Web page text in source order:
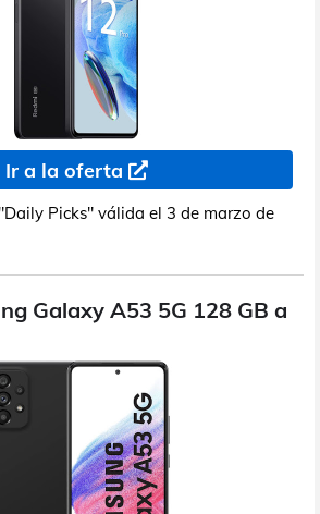
Ir a la oferta
Picks" válida el 3 de marzo de
Galaxy A53 5G 128 GB a